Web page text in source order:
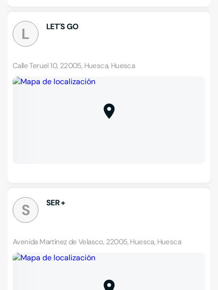
L LET´S GO
Calle Teruel 10, 22005, Huesca, Huesca
S SER +
Avenida Martínez de Velasco, 22005, Huesca, Huesca